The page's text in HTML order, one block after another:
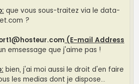
que vous sous-traitez via le data-
?
(E-mail Address
emsessage que j'aime pas !
bien, j'ai moi aussi le droit d'en faire
les medias dont je dispose...